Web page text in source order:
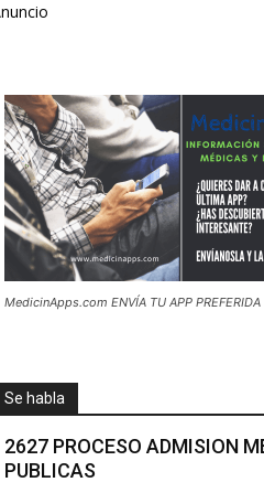
MedicinApps.com ENVÍA TU APP PREFERIDA
Se habla
2627 PROCESO ADMISION
PUBLICAS